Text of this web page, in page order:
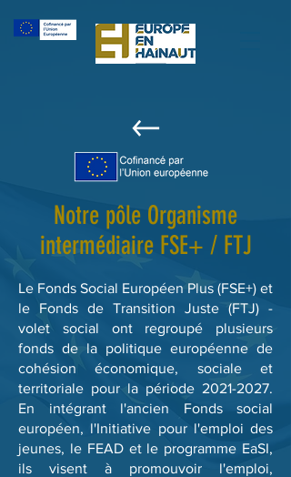
Notre pôle Organisme
intermédiaire FSE+ / FTJ
Le Fonds Social Européen Plus (FSE+) et
le Fonds de Transition Juste (FTJ) -
volet social ont regroupé plusieurs
fonds de la politique européenne de
cohésion économique, sociale et
territoriale pour la période 2021-2027.
En intégrant l'ancien Fonds social
européen, l'Initiative pour l'emploi des
jeunes, le FEAD et le programme EaSI,
ils visent à promouvoir l'emploi,